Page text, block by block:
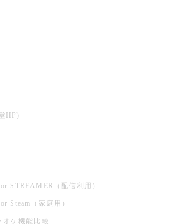
HP)
STREAMER（配信利用）
Steam（家庭用）
ケ機能比較